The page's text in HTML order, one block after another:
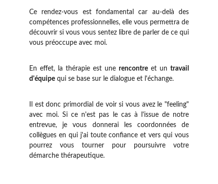
Ce rendez-vous est fondamental car au-delà des
compétences professionnelles, elle vous permettra de
découvrir si vous vous sentez libre de parler de ce qui
vous préoccupe avec moi.
En effet, la thérapie est une rencontre et un travail
d'équipe qui se base sur le dialogue et l'échange.
Il est donc primordial de voir si vous avez le "feeling"
avec moi. Si ce n'est pas le cas à l'issue de notre
entrevue, je vous donnerai les coordonnées de
collègues en qui j'ai toute confiance et vers qui vous
pourrez vous tourner pour poursuivre votre
démarche thérapeutique.